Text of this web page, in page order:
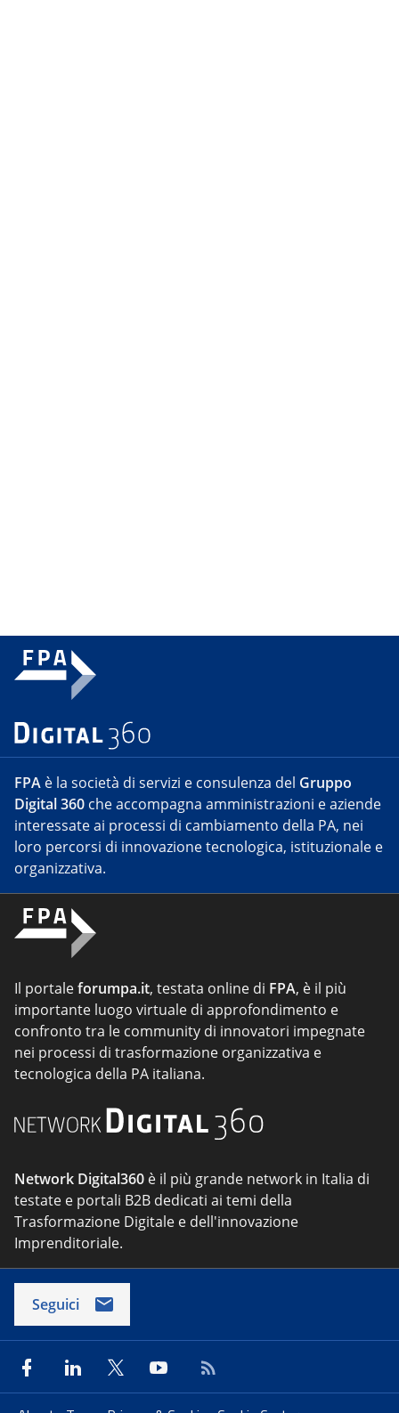
FPA è la società di servizi e consulenza del Gruppo
Digital 360 che accompagna amministrazioni e aziende
interessate ai processi di cambiamento della PA, nei
loro percorsi di innovazione tecnologica, istituzionale e
organizzativa.
Il portaleforumpa.it, testata online di FPA, è il più
importante luogo virtuale di approfondimento e
confronto tra le community di innovatori impegnate
nei processi di trasformazione organizzativa e
tecnologica della PA italiana.
Network Digital360 è il più grande network in Italia di
testate e portali B2B dedicati ai temi della
Trasformazione Digitale e dell'innovazione
Imprenditoriale.
Seguici